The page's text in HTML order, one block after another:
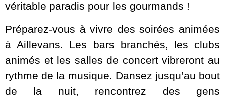
véritable paradis pour les gourmands !
Préparez-vous à vivre des soirées animées
à Aillevans. Les bars branchés, les clubs
animés et les salles de concert vibreront au
rythme de la musique. Dansez jusqu’au bout
de la nuit, rencontrez des gens